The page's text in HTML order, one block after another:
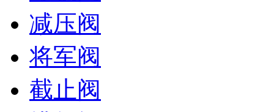
减压阀
将军阀
截止阀